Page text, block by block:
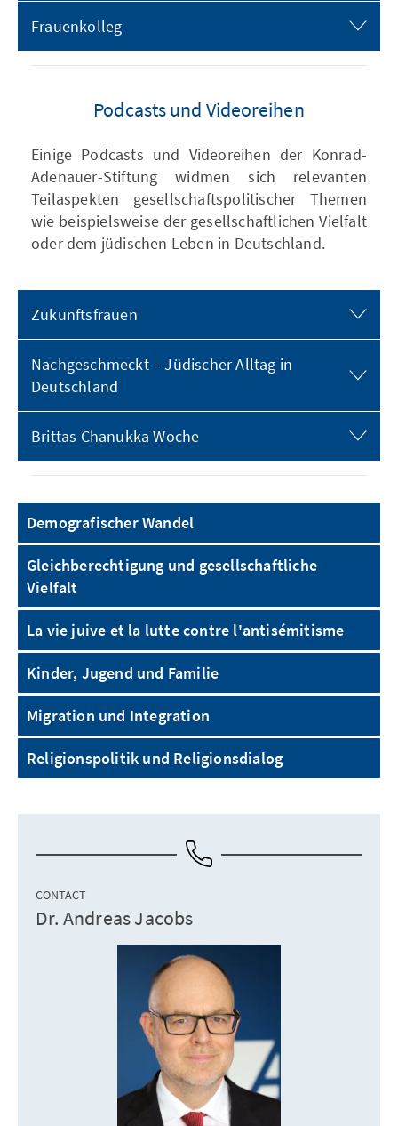
Frauenkolleg
Podcasts und Videoreihen
Einige Podcasts und Videoreihen der Konrad-
Adenauer-Stiftung widmen sich relevanten
Teilaspekten gesellschaftspolitischer Themen
wie beispielsweise der gesellschaftlichen Vielfalt
oder dem jüdischen Leben in Deutschland.
Zukunftsfrauen
Nachgeschmeckt – Jüdischer Alltag in
Deutschland
Brittas Chanukka Woche
Demografischer Wandel
Gleichberechtigung und gesellschaftliche
Vielfalt
La vie juive et la lutte contre l'antisémitisme
Kinder, Jugend und Familie
Migration und Integration
Religionspolitik und Religionsdialog
CONTACT
Dr. Andreas Jacobs